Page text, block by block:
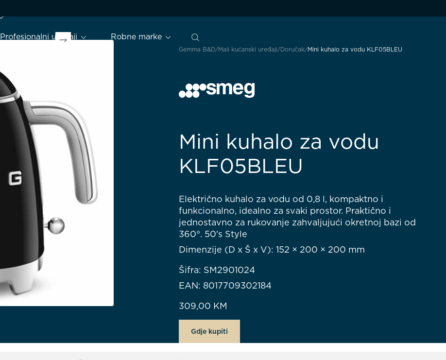
Profesionalni uređaji Robne marke
Gemma B&D Mali kućanski uređaji Doručak Mini kuhalo za vodu KLF05BLEU
Mini kuhalo za vodu
KLF05BLEU
Električno kuhalo za vodu od 0,8 l, kompaktno i
funkcionalno, idealno za svaki prostor. Praktično i
jednostavno za rukovanje zahvaljujući okretnoj bazi od
360°. 50's Style
Dimenzije (D x Š x V): 152 × 200 × 200 mm
Šifra: SM2901024
EAN: 8017709302184
309,00 KM
Gdje kupiti